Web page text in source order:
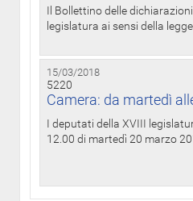
Il Bollettino delle
legislatura ai sensi della
15/03/2018
5220
Camera: da martedì
I deputati della XVIII
12.00 di martedì 20 marzo